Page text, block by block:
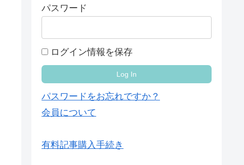
パスワード
ログイン情報を保存
パスワードをお忘れですか？
会員について
有料記事購入手続き